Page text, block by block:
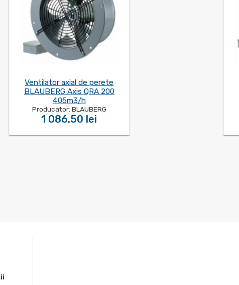
Ventilator axial de perete
BLAUBERG Axis QRA 200
405m3/h
Producator: BLAUBERG
1 086.50 lei